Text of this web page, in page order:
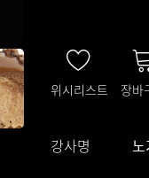
위시리스트 장바
강사명